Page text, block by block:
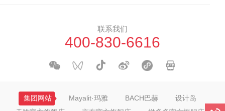
联系我们
400-830-6616
集团网站 Mayalit·玛雅 BACH巴赫
设计岛